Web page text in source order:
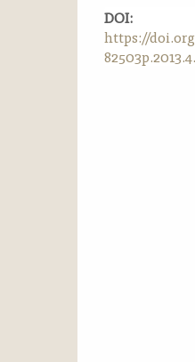
DOI:
https://